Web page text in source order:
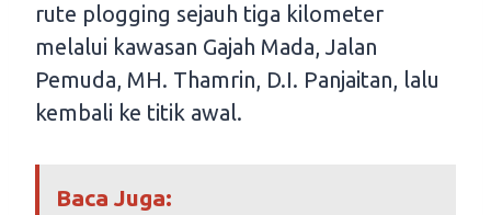
rute plogging sejauh tiga kilometer
melalui kawasan Gajah Mada, Jalan
Pemuda, MH. Thamrin, D.I. Panjaitan, lalu
kembali ke titik awal.
Baca Juga: